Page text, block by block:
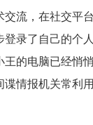
流，在社交平
录了自己的个
的电脑已经悄
情报机关常利